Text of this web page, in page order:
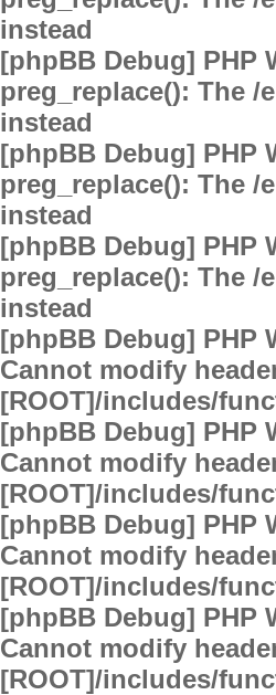
instead
[phpBB Debug] PHP
preg_replace(): The
instead
[phpBB Debug] PHP
preg_replace(): The
instead
[phpBB Debug] PHP
preg_replace(): The
instead
[phpBB Debug] PHP
Cannot modify
[ROOT]/includes/
[phpBB Debug] PHP
Cannot modify
[ROOT]/includes/
[phpBB Debug] PHP
Cannot modify
[ROOT]/includes/
[phpBB Debug] PHP
Cannot modify
[ROOT]/includes/